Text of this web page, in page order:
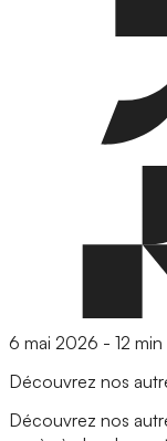
6 mai 2026 - 12 min
Découvrez nos
Découvrez nos